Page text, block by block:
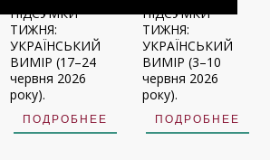
ПІДСУМКИ
ТИЖНЯ:
УКРАЇНСЬКИЙ
ВИМІР (17–24
червня 2026
року).
ПОДРОБНЕЕ
ПІДСУМКИ
ТИЖНЯ:
УКРАЇНСЬКИЙ
ВИМІР (3–10
червня 2026
року).
ПОДРОБНЕЕ